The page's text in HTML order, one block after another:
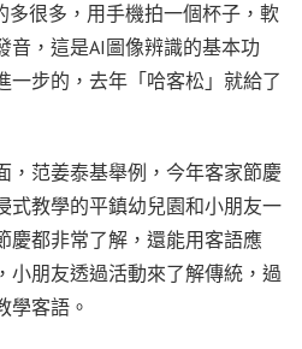
多很多，用手機拍一個杯子，軟
音，這是AI圖像辨識的基本功
一步的，去年「哈客松」就給了
，范姜泰基舉例，今年客家節慶
式教學的平鎮幼兒園和小朋友一
慶都非常了解，還能用客語應
小朋友透過活動來了解傳統，過
學客語。